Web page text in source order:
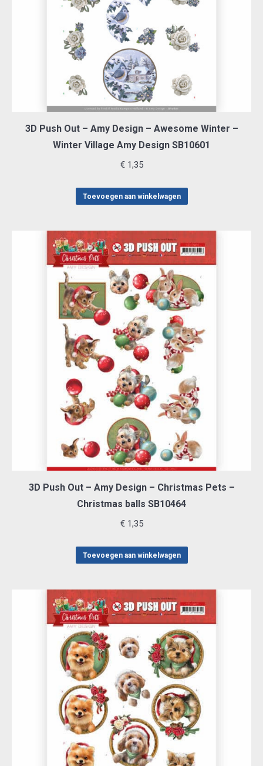
3D Push Out – Amy Design – Awesome Winter –
Winter Village Amy Design SB10601
€1,35
Toevoegen aan winkelwagen
3D Push Out – Amy Design – Christmas Pets –
Christmas balls SB10464
€1,35
Toevoegen aan winkelwagen